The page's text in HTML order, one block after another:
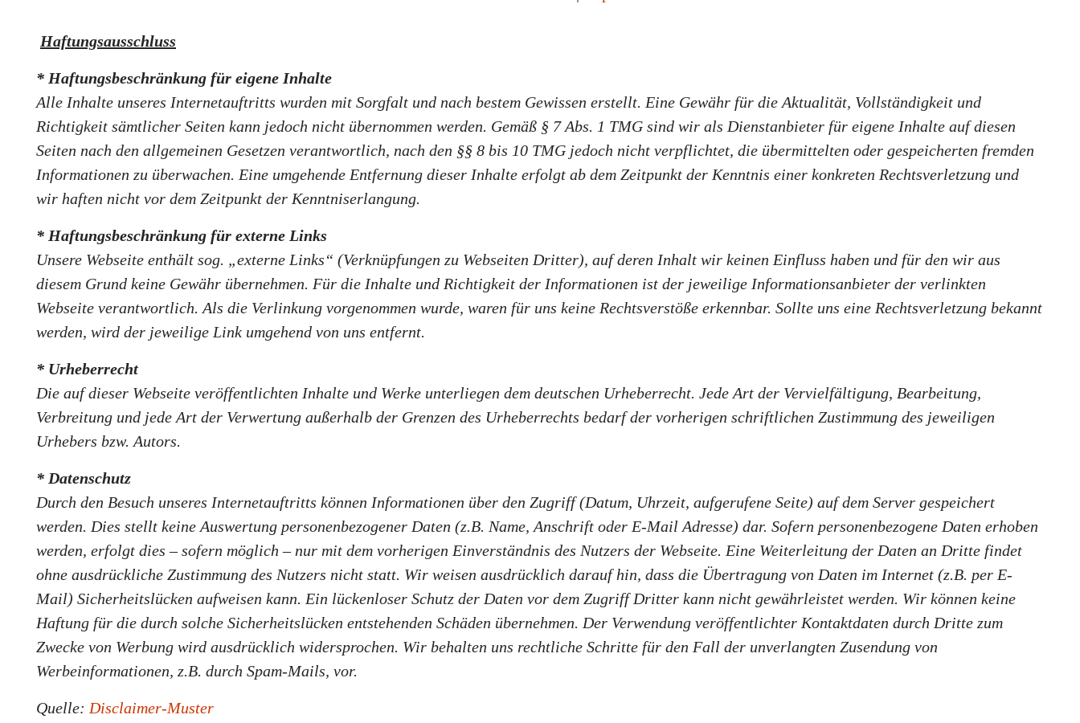
Haftungsausschluss
* Haftungsbeschränkung für eigene Inhalte
Alle Inhalte unseres Internetauftritts wurden mit Sorgfalt und nach bestem Gewissen erstellt. Eine Gewähr für die Aktualität, Vollständigkeit und
Richtigkeit sämtlicher Seiten kann jedoch nicht übernommen werden. Gemäß § 7 Abs. 1 TMG sind wir als Dienstanbieter für eigene Inhalte auf diesen
Seiten nach den allgemeinen Gesetzen verantwortlich, nach den §§ 8 bis 10 TMG jedoch nicht verpflichtet, die übermittelten oder gespeicherten fremden
Informationen zu überwachen. Eine umgehende Entfernung dieser Inhalte erfolgt ab dem Zeitpunkt der Kenntnis einer konkreten Rechtsverletzung und
wir haften nicht vor dem Zeitpunkt der Kenntniserlangung.
* Haftungsbeschränkung für externe Links
Unsere Webseite enthält sog. „externe Links“ (Verknüpfungen zu Webseiten Dritter), auf deren Inhalt wir keinen Einfluss haben und für den wir aus
diesem Grund keine Gewähr übernehmen. Für die Inhalte und Richtigkeit der Informationen ist der jeweilige Informationsanbieter der verlinkten
Webseite verantwortlich. Als die Verlinkung vorgenommen wurde, waren für uns keine Rechtsverstöße erkennbar. Sollte uns eine Rechtsverletzung bekannt
werden, wird der jeweilige Link umgehend von uns entfernt.
* Urheberrecht
Die auf dieser Webseite veröffentlichten Inhalte und Werke unterliegen dem deutschen Urheberrecht. Jede Art der Vervielfältigung, Bearbeitung,
Verbreitung und jede Art der Verwertung außerhalb der Grenzen des Urheberrechts bedarf der vorherigen schriftlichen Zustimmung des jeweiligen
Urhebers bzw. Autors.
* Datenschutz
Durch den Besuch unseres Internetauftritts können Informationen über den Zugriff (Datum, Uhrzeit, aufgerufene Seite) auf dem Server gespeichert
werden. Dies stellt keine Auswertung personenbezogener Daten (z.B. Name, Anschrift oder E-Mail Adresse) dar. Sofern personenbezogene Daten erhoben
werden, erfolgt dies – sofern möglich – nur mit dem vorherigen Einverständnis des Nutzers der Webseite. Eine Weiterleitung der Daten an Dritte findet
ohne ausdrückliche Zustimmung des Nutzers nicht statt. Wir weisen ausdrücklich darauf hin, dass die Übertragung von Daten im Internet (z.B. per E-
Mail) Sicherheitslücken aufweisen kann. Ein lückenloser Schutz der Daten vor dem Zugriff Dritter kann nicht gewährleistet werden. Wir können keine
Haftung für die durch solche Sicherheitslücken entstehenden Schäden übernehmen. Der Verwendung veröffentlichter Kontaktdaten durch Dritte zum
Zwecke von Werbung wird ausdrücklich widersprochen. Wir behalten uns rechtliche Schritte für den Fall der unverlangten Zusendung von
Werbeinformationen, z.B. durch Spam-Mails, vor.
Quelle: Disclaimer-Muster